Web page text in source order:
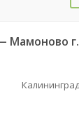
Мамоново г.